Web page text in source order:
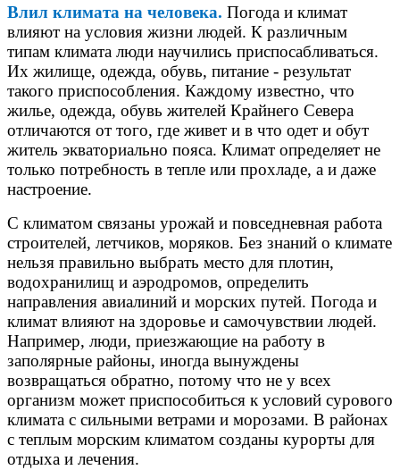
Влил климата на человека. Погода и климат
влияют на условия жизни людей. К различным
типам климата люди научились приспосабливаться.
Их жилище, одежда, обувь, питание - результат
такого приспособления. Каждому известно, что
жилье, одежда, обувь жителей Крайнего Севера
отличаются от того, где живет и в что одет и обут
житель экваториально пояса. Климат определяет не
только потребность в тепле или прохладе, а и даже
настроение.
С климатом связаны урожай и повседневная работа
строителей, летчиков, моряков. Без знаний о климате
нельзя правильно выбрать место для плотин,
водохранилищ и аэродромов, определить
направления авиалиний и морских путей. Погода и
климат влияют на здоровье и самочувствии людей.
Например, люди, приезжающие на работу в
заполярные районы, иногда вынуждены
возвращаться обратно, потому что не у всех
организм может приспособиться к условий сурового
климата с сильными ветрами и морозами. В районах
с теплым морским климатом созданы курорты для
отдыха и лечения.